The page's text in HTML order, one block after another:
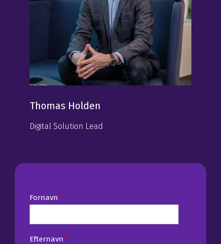
Thomas Holden
Digital Solution Lead
Fornavn*
Efternavn*